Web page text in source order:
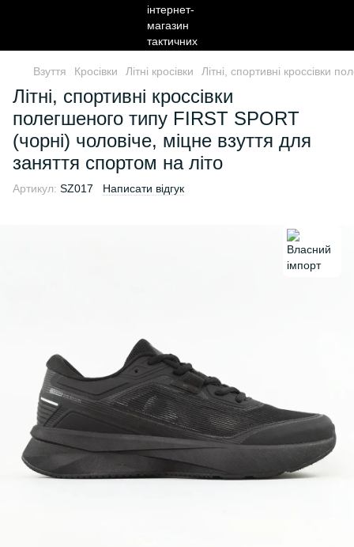
Взуття Кросівки Літні кросівки Літні, спортивні кроссівки
Літні, спортивні кроссівки
полегшеного типу FIRST SPORT
(чорні) чоловіче, міцне взуття для
заняття спортом на літо
Артикул: SZ017 Написати відгук